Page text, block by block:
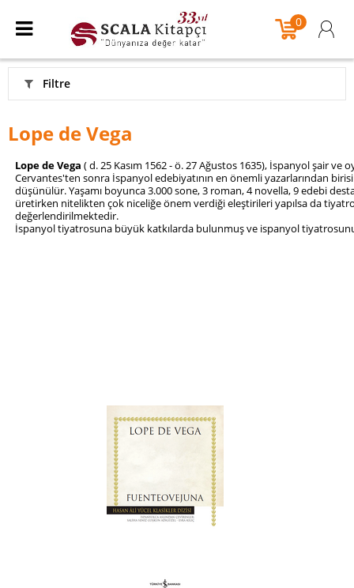
0
Filtre
Lope de Vega
Lope de Vega ( d. 25 Kasım 1562 - ö. 27 Ağustos 1635), İspanyolşairve
Cervantes'ten sonra İspanyoledebiyatının en önemli yazarlarından
düşünülür. Yaşamı boyunca 3.000sone, 3 roman, 4 novella, 9edebi
üretirken nitelikten çok niceliğe önem verdiği eleştirileri yapılsa da
değerlendirilmektedir.
İspanyoltiyatrosuna büyük katkılarda bulunmuş ve ispanyol